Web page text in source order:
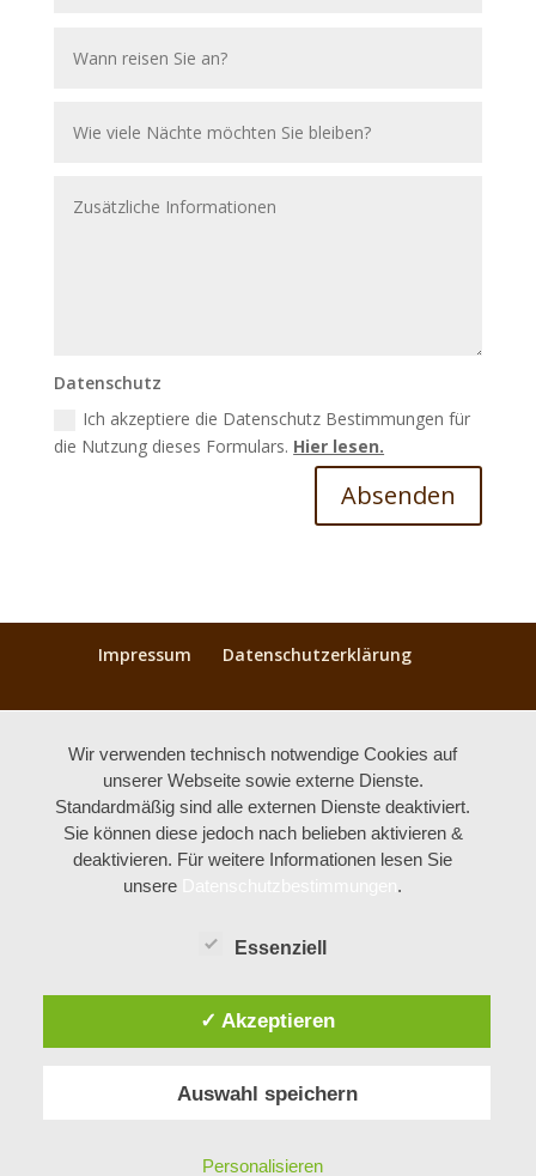
Datenschutz
Ich akzeptiere die Datenschutz Bestimmungen für
die Nutzung dieses Formulars. Hier lesen.
Absenden
Impressum Datenschutzerklärung
Wir verwenden technisch notwendige Cookies auf
unserer Webseite sowie externe Dienste.
Standardmäßig sind alle externen Dienste deaktiviert.
Sie können diese jedoch nach belieben aktivieren &
deaktivieren. Für weitere Informationen lesen Sie
unsere
.
Essenziell
✓ Akzeptieren
Auswahl speichern
Personalisieren